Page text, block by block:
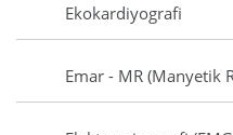
Ekokardiyografi
Emar - MR (Manyetik